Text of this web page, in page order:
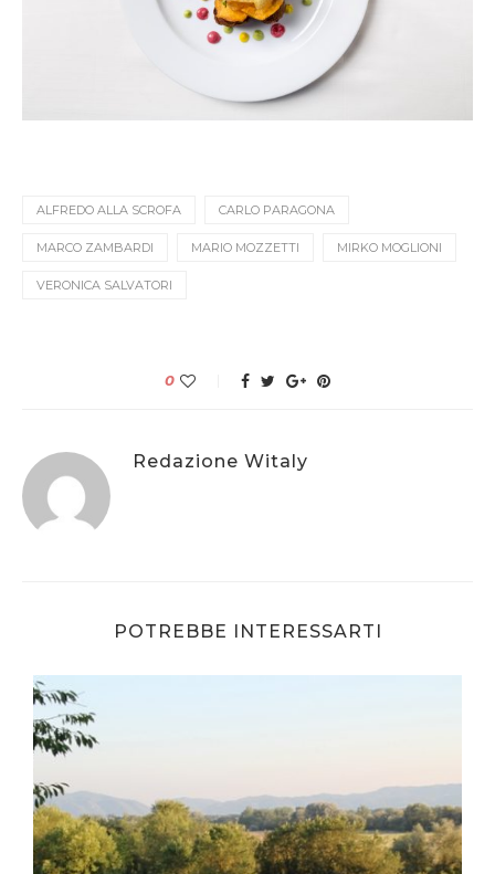
ALFREDO ALLA SCROFA CARLO PARAGONA
MARCO ZAMBARDI MARIO MOZZETTI MIRKO MOGLIONI
VERONICA SALVATORI
0
Redazione Witaly
POTREBBE INTERESSARTI